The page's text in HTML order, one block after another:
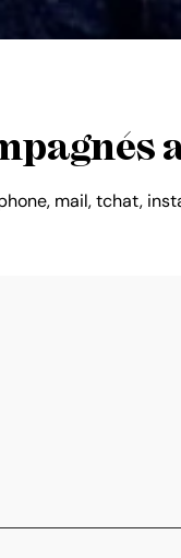
mail, tchat,